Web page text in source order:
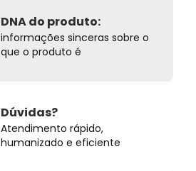
DNA do produto:
informações sinceras sobre o
que o produto é
Dúvidas?
Atendimento rápido,
humanizado e eficiente